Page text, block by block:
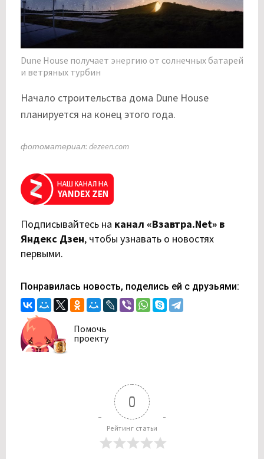
Dune House получает энергию от солнечных батарей
и ветряных турбин
Начало строительства дома Dune House
планируется на конец этого года.
фотоматериал: dezeen.com
Подписывайтесь на канал «Взавтра.Net» в
Яндекс Дзен, чтобы узнавать о новостях
первыми.
Понравилась новость, поделись ей с друзьями:
Помочь
проекту
0
Рейтинг статьи